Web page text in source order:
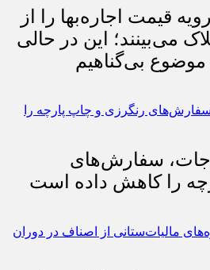
قیمت اجاره‌بها را از
می‌بینند؛ این در حالی
بی‌گناهیم
سفارش‌های
را کاهش داده است